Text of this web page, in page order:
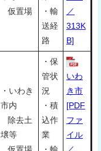
仮置場
・輸
送経
路
／
313K
B]
・いわき
市内
除去土
壌等
仮置場
・保
管状
況
・積
込作
業
・輸
いわ
き市
[PDF
ファ
イル
／